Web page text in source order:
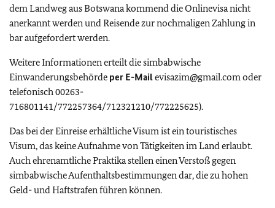
dem Landweg aus Botswana kommend die Onlinevisa nicht
anerkannt werden und Reisende zur nochmaligen Zahlung in
bar aufgefordert werden.
Weitere Informationen erteilt die simbabwische
Einwanderungsbehörde per E-Mailevisazim@gmail.com oder
telefonisch 00263-
716801141/772257364/712321210/772225625).
Das bei der Einreise erhältliche Visum ist ein touristisches
Visum, das keine Aufnahme von Tätigkeiten im Land erlaubt.
Auch ehrenamtliche Praktika stellen einen Verstoß gegen
simbabwische Aufenthaltsbestimmungen dar, die zu hohen
Geld- und Haftstrafen führen können.